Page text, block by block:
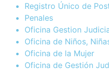
Registro Único de
Penales
Oficina Gestion
Oficina de Niños,
Oficina de la Mujer
Oficina de Gestión